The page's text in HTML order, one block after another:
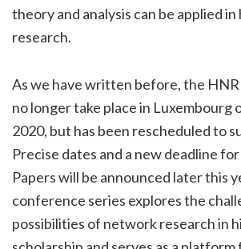
theory and analysis can be applied
research.
As we have written before, the
no longer take place in Luxembourg
2020, but has been rescheduled to
Precise dates and a new deadline
Papers will be announced later this
conference series explores the
possibilities of network research in